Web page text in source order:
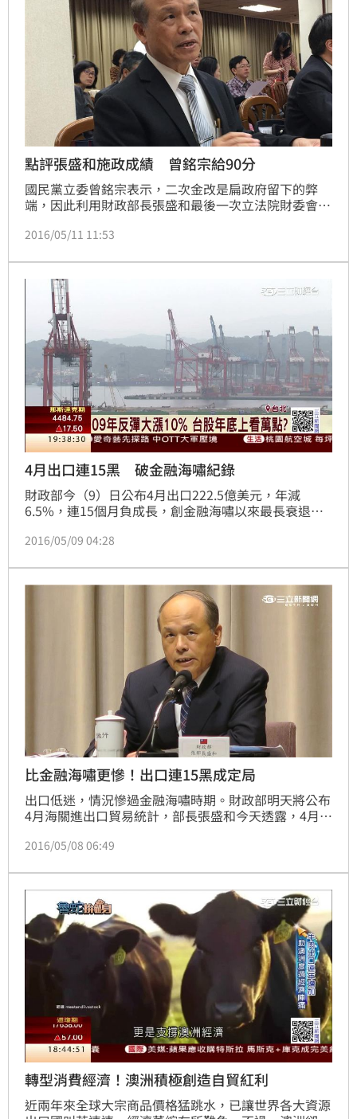
點評張盛和施政成績 曾銘宗給90分
國民黨立委曾銘宗表示，二次金改是扁政府留下的弊
端，因此利用財政部長張盛和最後一次立法院財委會列
了90分的高評價。
2016/05/11 11:53
4月出口連15黑 破金融海嘯紀錄
財政部今（9）日公布4月出口222.5億美元，年減
6.5%，連15個月負成長，創金融海嘯以來最長衰退
超48億美元，年增3億美元。
2016/05/09 04:28
比金融海嘯更慘！出口連15黑成定局
出口低迷，情況慘過金融海嘯時期。財政部明天將公布
4月海關進出口貿易統計，部長張盛和今天透露，4月出
逐漸脫離谷底。
2016/05/08 06:49
轉型消費經濟！澳洲積極創造自貿紅利
近兩年來全球大宗商品價格猛跳水，已讓世界各大資源